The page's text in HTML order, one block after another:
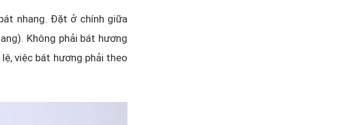
nhang. Đặt ở chính giữa
Không phải bát hương
việc bát hương phải theo